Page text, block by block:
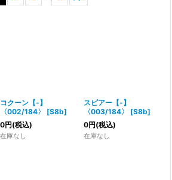
コクーン【-】
〈002/184〉
[S8b]
0円(税込)
在庫なし
スピアー【-】
〈003/184〉
[S8b]
0円(税込)
在庫なし